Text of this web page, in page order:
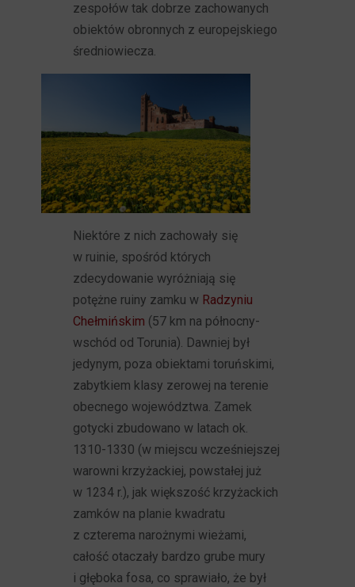
zespołów tak dobrze zachowanych
obiektów obronnych z europejskiego
średniowiecza.
Niektóre z nich zachowały się
w ruinie, spośród których
zdecydowanie wyróżniają się
potężne ruiny zamku w Radzyniu
Chełmińskim (57 km na północny-
wschód od Torunia). Dawniej był
jedynym, poza obiektami toruńskimi,
zabytkiem klasy zerowej na terenie
obecnego województwa. Zamek
gotycki zbudowano w latach ok.
1310-1330 (w miejscu wcześniejszej
warowni krzyżackiej, powstałej już
w 1234 r.), jak większość krzyżackich
zamków na planie kwadratu
z czterema narożnymi wieżami,
całość otaczały bardzo grube mury
i głęboka fosa, co sprawiało, że był